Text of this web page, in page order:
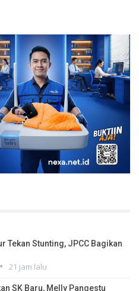
Tekan Stunting, JPCC Bagikan
21 jam lalu
SK Baru, Melly Pangestu